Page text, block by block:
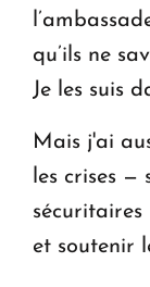
qu’ils ne
Je les suis
Mais j'ai
les crises —
et soutenir